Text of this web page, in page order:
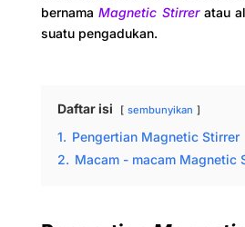
bernamaMagnetic Stirreratau
suatu pengadukan.
Daftar isi sembunyikan
1. Pengertian Magnetic Stirrer
2. Macam - macam Magnetic